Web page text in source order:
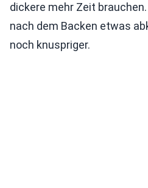
dickere mehr Zeit
nach dem Backen etwas
noch knuspriger.